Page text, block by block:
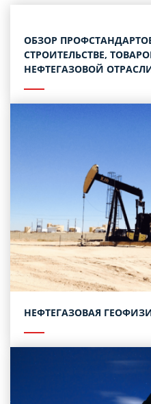
ОБЗОР
СТРОИТЕЛЬСТВЕ,
НЕФТЕГАЗОВОЙ
НЕФТЕГАЗОВАЯ